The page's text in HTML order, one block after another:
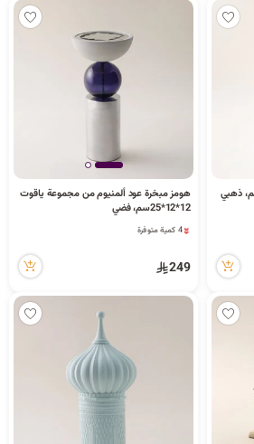
هومز مبخرة عود ألمنيوم من مجموعة ياقوت
12*12*25سم، فضي
4 كمية متوفرة
9 مشاهدة مؤخراً
4 كمية متوفرة
249